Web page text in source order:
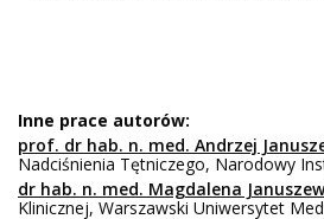
Inne prace autorów:
prof. dr hab. n. med. Andrzej
Nadciśnienia Tętniczego, Narodowy
dr hab. n. med. Magdalena
Klinicznej, Warszawski Uniwersytet